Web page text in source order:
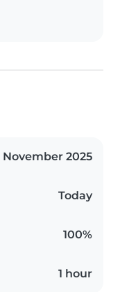
November 2025
Today
100%
1 hour